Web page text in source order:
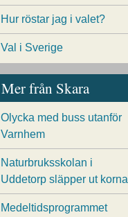
Hur röstar jag i valet?
Val i Sverige
Mer från Skara
Olycka med buss utanför
Varnhem
Naturbruksskolan i
Uddetorp släpper ut korna
Medeltidsprogrammet